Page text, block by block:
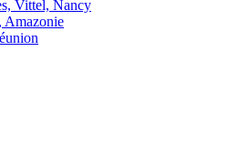
Vittel, Nancy
Amazonie